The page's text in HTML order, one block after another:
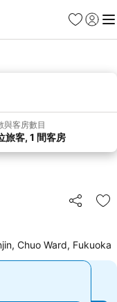
收藏夾
登入 選
與客房數目
旅客, 1 間客房
分享 放
Chuo Ward, Fukuoka